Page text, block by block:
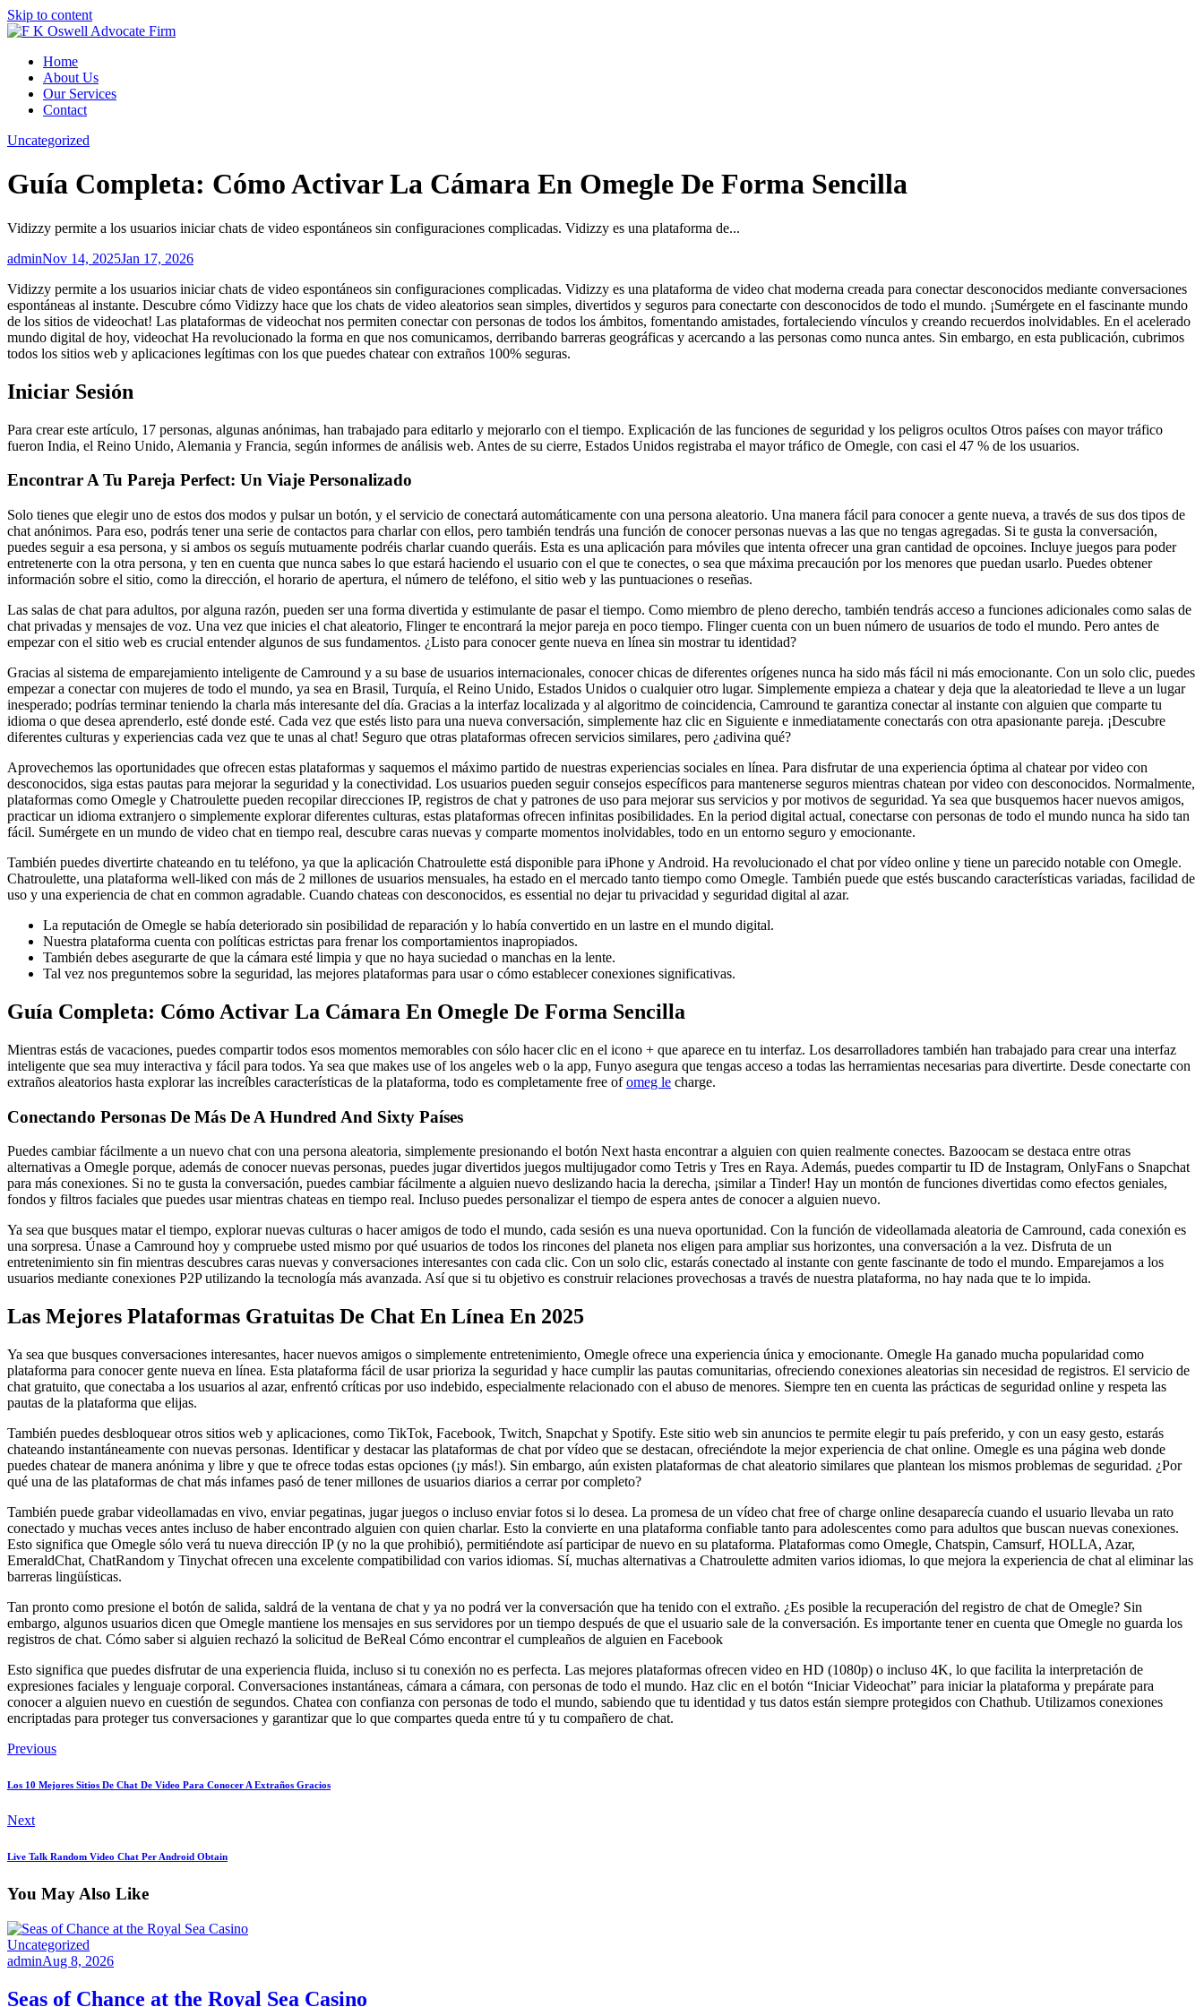
Skip to content
Home
About Us
Our Services
Contact
Uncategorized
Guía Completa: Cómo Activar La Cámara En Omegle De Forma Sencilla
Vidizzy permite a los usuarios iniciar chats de video espontáneos sin configuraciones complicadas. Vidizzy es una plataforma de...
adminNov 14, 2025Jan 17, 2026
Vidizzy permite a los usuarios iniciar chats de video espontáneos sin configuraciones complicadas. Vidizzy es una plataforma de video chat moderna creada para conectar desconocidos mediante conversaciones
espontáneas al instante. Descubre cómo Vidizzy hace que los chats de video aleatorios sean simples, divertidos y seguros para conectarte con desconocidos de todo el mundo. ¡Sumérgete en el fascinante mundo
de los sitios de videochat! Las plataformas de videochat nos permiten conectar con personas de todos los ámbitos, fomentando amistades, fortaleciendo vínculos y creando recuerdos inolvidables. En el acelerado
mundo digital de hoy, videochat Ha revolucionado la forma en que nos comunicamos, derribando barreras geográficas y acercando a las personas como nunca antes. Sin embargo, en esta publicación, cubrimos
todos los sitios web y aplicaciones legítimas con los que puedes chatear con extraños 100% seguras.
Iniciar Sesión
Para crear este artículo, 17 personas, algunas anónimas, han trabajado para editarlo y mejorarlo con el tiempo. Explicación de las funciones de seguridad y los peligros ocultos Otros países con mayor tráfico
fueron India, el Reino Unido, Alemania y Francia, según informes de análisis web. Antes de su cierre, Estados Unidos registraba el mayor tráfico de Omegle, con casi el 47 % de los usuarios.
Encontrar A Tu Pareja Perfect: Un Viaje Personalizado
Solo tienes que elegir uno de estos dos modos y pulsar un botón, y el servicio de conectará automáticamente con una persona aleatorio. Una manera fácil para conocer a gente nueva, a través de sus dos tipos de
chat anónimos. Para eso, podrás tener una serie de contactos para charlar con ellos, pero también tendrás una función de conocer personas nuevas a las que no tengas agregadas. Si te gusta la conversación,
puedes seguir a esa persona, y si ambos os seguís mutuamente podréis charlar cuando queráis. Esta es una aplicación para móviles que intenta ofrecer una gran cantidad de opcoines. Incluye juegos para poder
entretenerte con la otra persona, y ten en cuenta que nunca sabes lo que estará haciendo el usuario con el que te conectes, o sea que máxima precaución por los menores que puedan usarlo. Puedes obtener
información sobre el sitio, como la dirección, el horario de apertura, el número de teléfono, el sitio web y las puntuaciones o reseñas.
Las salas de chat para adultos, por alguna razón, pueden ser una forma divertida y estimulante de pasar el tiempo. Como miembro de pleno derecho, también tendrás acceso a funciones adicionales como salas de
chat privadas y mensajes de voz. Una vez que inicies el chat aleatorio, Flinger te encontrará la mejor pareja en poco tiempo. Flinger cuenta con un buen número de usuarios de todo el mundo. Pero antes de
empezar con el sitio web es crucial entender algunos de sus fundamentos. ¿Listo para conocer gente nueva en línea sin mostrar tu identidad?
Gracias al sistema de emparejamiento inteligente de Camround y a su base de usuarios internacionales, conocer chicas de diferentes orígenes nunca ha sido más fácil ni más emocionante. Con un solo clic, puedes
empezar a conectar con mujeres de todo el mundo, ya sea en Brasil, Turquía, el Reino Unido, Estados Unidos o cualquier otro lugar. Simplemente empieza a chatear y deja que la aleatoriedad te lleve a un lugar
inesperado; podrías terminar teniendo la charla más interesante del día. Gracias a la interfaz localizada y al algoritmo de coincidencia, Camround te garantiza conectar al instante con alguien que comparte tu
idioma o que desea aprenderlo, esté donde esté. Cada vez que estés listo para una nueva conversación, simplemente haz clic en Siguiente e inmediatamente conectarás con otra apasionante pareja. ¡Descubre
diferentes culturas y experiencias cada vez que te unas al chat! Seguro que otras plataformas ofrecen servicios similares, pero ¿adivina qué?
Aprovechemos las oportunidades que ofrecen estas plataformas y saquemos el máximo partido de nuestras experiencias sociales en línea. Para disfrutar de una experiencia óptima al chatear por video con
desconocidos, siga estas pautas para mejorar la seguridad y la conectividad. Los usuarios pueden seguir consejos específicos para mantenerse seguros mientras chatean por video con desconocidos. Normalmente,
plataformas como Omegle y Chatroulette pueden recopilar direcciones IP, registros de chat y patrones de uso para mejorar sus servicios y por motivos de seguridad. Ya sea que busquemos hacer nuevos amigos,
practicar un idioma extranjero o simplemente explorar diferentes culturas, estas plataformas ofrecen infinitas posibilidades. En la period digital actual, conectarse con personas de todo el mundo nunca ha sido tan
fácil. Sumérgete en un mundo de video chat en tiempo real, descubre caras nuevas y comparte momentos inolvidables, todo en un entorno seguro y emocionante.
También puedes divertirte chateando en tu teléfono, ya que la aplicación Chatroulette está disponible para iPhone y Android. Ha revolucionado el chat por vídeo online y tiene un parecido notable con Omegle.
Chatroulette, una plataforma well-liked con más de 2 millones de usuarios mensuales, ha estado en el mercado tanto tiempo como Omegle. También puede que estés buscando características variadas, facilidad de
uso y una experiencia de chat en common agradable. Cuando chateas con desconocidos, es essential no dejar tu privacidad y seguridad digital al azar.
La reputación de Omegle se había deteriorado sin posibilidad de reparación y lo había convertido en un lastre en el mundo digital.
Nuestra plataforma cuenta con políticas estrictas para frenar los comportamientos inapropiados.
También debes asegurarte de que la cámara esté limpia y que no haya suciedad o manchas en la lente.
Tal vez nos preguntemos sobre la seguridad, las mejores plataformas para usar o cómo establecer conexiones significativas.
Guía Completa: Cómo Activar La Cámara En Omegle De Forma Sencilla
Mientras estás de vacaciones, puedes compartir todos esos momentos memorables con sólo hacer clic en el icono + que aparece en tu interfaz. Los desarrolladores también han trabajado para crear una interfaz
inteligente que sea muy interactiva y fácil para todos. Ya sea que makes use of los angeles web o la app, Funyo asegura que tengas acceso a todas las herramientas necesarias para divertirte. Desde conectarte con
extraños aleatorios hasta explorar las increíbles características de la plataforma, todo es completamente free ofomeg le charge.
Conectando Personas De Más De A Hundred And Sixty Países
Puedes cambiar fácilmente a un nuevo chat con una persona aleatoria, simplemente presionando el botón Next hasta encontrar a alguien con quien realmente conectes. Bazoocam se destaca entre otras
alternativas a Omegle porque, además de conocer nuevas personas, puedes jugar divertidos juegos multijugador como Tetris y Tres en Raya. Además, puedes compartir tu ID de Instagram, OnlyFans o Snapchat
para más conexiones. Si no te gusta la conversación, puedes cambiar fácilmente a alguien nuevo deslizando hacia la derecha, ¡similar a Tinder! Hay un montón de funciones divertidas como efectos geniales,
fondos y filtros faciales que puedes usar mientras chateas en tiempo real. Incluso puedes personalizar el tiempo de espera antes de conocer a alguien nuevo.
Ya sea que busques matar el tiempo, explorar nuevas culturas o hacer amigos de todo el mundo, cada sesión es una nueva oportunidad. Con la función de videollamada aleatoria de Camround, cada conexión es
una sorpresa. Únase a Camround hoy y compruebe usted mismo por qué usuarios de todos los rincones del planeta nos eligen para ampliar sus horizontes, una conversación a la vez. Disfruta de un
entretenimiento sin fin mientras descubres caras nuevas y conversaciones interesantes con cada clic. Con un solo clic, estarás conectado al instante con gente fascinante de todo el mundo. Emparejamos a los
usuarios mediante conexiones P2P utilizando la tecnología más avanzada. Así que si tu objetivo es construir relaciones provechosas a través de nuestra plataforma, no hay nada que te lo impida.
Las Mejores Plataformas Gratuitas De Chat En Línea En 2025
Ya sea que busques conversaciones interesantes, hacer nuevos amigos o simplemente entretenimiento, Omegle ofrece una experiencia única y emocionante. Omegle Ha ganado mucha popularidad como
plataforma para conocer gente nueva en línea. Esta plataforma fácil de usar prioriza la seguridad y hace cumplir las pautas comunitarias, ofreciendo conexiones aleatorias sin necesidad de registros. El servicio de
chat gratuito, que conectaba a los usuarios al azar, enfrentó críticas por uso indebido, especialmente relacionado con el abuso de menores. Siempre ten en cuenta las prácticas de seguridad online y respeta las
pautas de la plataforma que elijas.
También puedes desbloquear otros sitios web y aplicaciones, como TikTok, Facebook, Twitch, Snapchat y Spotify. Este sitio web sin anuncios te permite elegir tu país preferido, y con un easy gesto, estarás
chateando instantáneamente con nuevas personas. Identificar y destacar las plataformas de chat por vídeo que se destacan, ofreciéndote la mejor experiencia de chat online. Omegle es una página web donde
puedes chatear de manera anónima y libre y que te ofrece todas estas opciones (¡y más!). Sin embargo, aún existen plataformas de chat aleatorio similares que plantean los mismos problemas de seguridad. ¿Por
qué una de las plataformas de chat más infames pasó de tener millones de usuarios diarios a cerrar por completo?
También puede grabar videollamadas en vivo, enviar pegatinas, jugar juegos o incluso enviar fotos si lo desea. La promesa de un vídeo chat free of charge online desaparecía cuando el usuario llevaba un rato
conectado y muchas veces antes incluso de haber encontrado alguien con quien charlar. Esto la convierte en una plataforma confiable tanto para adolescentes como para adultos que buscan nuevas conexiones.
Esto significa que Omegle sólo verá tu nueva dirección IP (y no la que prohibió), permitiéndote así participar de nuevo en su plataforma. Plataformas como Omegle, Chatspin, Camsurf, HOLLA, Azar,
EmeraldChat, ChatRandom y Tinychat ofrecen una excelente compatibilidad con varios idiomas. Sí, muchas alternativas a Chatroulette admiten varios idiomas, lo que mejora la experiencia de chat al eliminar las
barreras lingüísticas.
Tan pronto como presione el botón de salida, saldrá de la ventana de chat y ya no podrá ver la conversación que ha tenido con el extraño. ¿Es posible la recuperación del registro de chat de Omegle? Sin
embargo, algunos usuarios dicen que Omegle mantiene los mensajes en sus servidores por un tiempo después de que el usuario sale de la conversación. Es importante tener en cuenta que Omegle no guarda los
registros de chat. Cómo saber si alguien rechazó la solicitud de BeReal Cómo encontrar el cumpleaños de alguien en Facebook
Esto significa que puedes disfrutar de una experiencia fluida, incluso si tu conexión no es perfecta. Las mejores plataformas ofrecen video en HD (1080p) o incluso 4K, lo que facilita la interpretación de
expresiones faciales y lenguaje corporal. Conversaciones instantáneas, cámara a cámara, con personas de todo el mundo. Haz clic en el botón “Iniciar Videochat” para iniciar la plataforma y prepárate para
conocer a alguien nuevo en cuestión de segundos. Chatea con confianza con personas de todo el mundo, sabiendo que tu identidad y tus datos están siempre protegidos con Chathub. Utilizamos conexiones
encriptadas para proteger tus conversaciones y garantizar que lo que compartes queda entre tú y tu compañero de chat.
Previous
Los 10 Mejores Sitios De Chat De Video Para Conocer A Extraños Gracios
Next
Live Talk Random Video Chat Per Android Obtain
You May Also Like
Uncategorized
adminAug 8, 2026
Seas of Chance at the Royal Sea Casino